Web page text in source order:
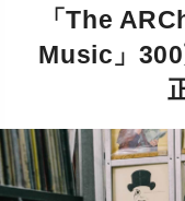
「The
Music」